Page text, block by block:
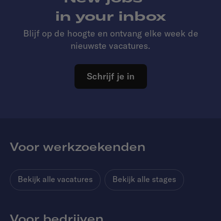
in your inbox
Blijf op de hoogte en ontvang elke week de
nieuwste vacatures.
Schrijf je in
Voor werkzoekenden
Bekijk alle vacatures Bekijk alle stages